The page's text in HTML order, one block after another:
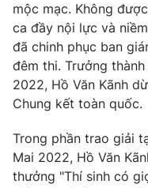
Góc doanh nghiệp
Truyền hình
Phim VTV
Hậu trường
Nhân vật
Khán giả
Giải sao mai
Giải trí
Điện ảnh
Sao
Đời sống
Du lịch
Làm đẹp
Giáo dục
Tuyển sinh
mộc mạc. Không
ca đầy nội lực và
đã chinh phục ban
đêm thi. Trưởng
2022, Hồ Văn Kãnh
Chung kết toàn quốc.
Trong phần trao giải
Mai 2022, Hồ Văn
thưởng "Thí sinh có